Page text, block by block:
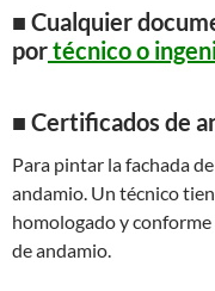
■ Cualquier
portécnico o
■ Certificados de
Para pintar la fachada
andamio. Un técnico
homologado y
de andamio.